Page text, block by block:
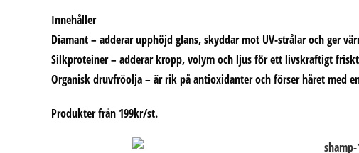
Innehåller
Diamant – adderar upphöjd glans, skyddar mot UV-strålar och ger
Silkproteiner – adderar kropp, volym och ljus för ett livskraftigt
Organisk druvfröolja – är rik på antioxidanter och förser håret med
Produkter från 199kr/st.